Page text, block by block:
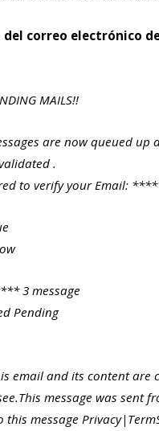
correo electrónico
MAILS!!
are now queued
.
to verify your Email:
3 message
Pending
email and its content
message was sent
this message